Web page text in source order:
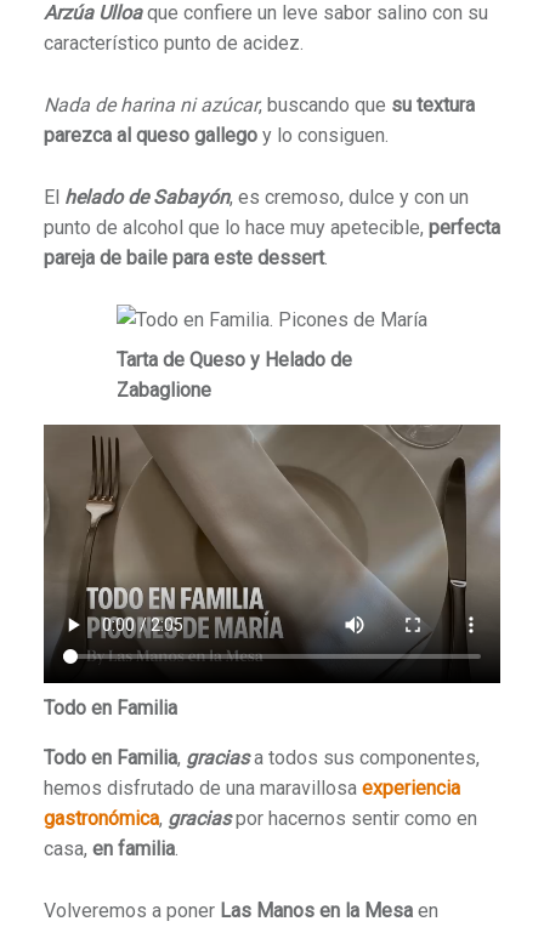
Arzúa Ulloaque confiere un leve sabor salino con su
característico punto de acidez.
Nada de harina ni azúcar, buscando que su textura
parezca al queso gallegoy lo consiguen.
El helado de Sabayón, es cremoso, dulce y con un
punto de alcohol que lo hace muy apetecible, perfecta
pareja de baile para este dessert.
Tarta de Queso y Helado de
Zabaglione
Todo en Familia
Todo en Familia, graciasa todos sus componentes,
hemos disfrutado de una maravillosa experiencia
gastronómica, graciaspor hacernos sentir como en
casa, en familia.
Volveremos a poner Las Manos en la Mesaen